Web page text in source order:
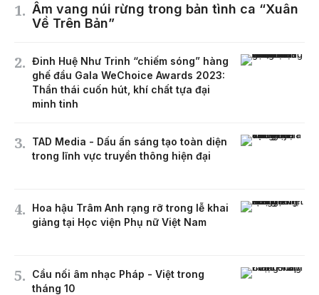
Âm vang núi rừng trong bản tình ca “Xuân
Về Trên Bản”
Đinh Huệ Như Trinh “chiếm sóng” hàng
ghế đầu Gala WeChoice Awards 2023:
Thần thái cuốn hút, khí chất tựa đại
minh tinh
TAD Media - Dấu ấn sáng tạo toàn diện
trong lĩnh vực truyền thông hiện đại
Hoa hậu Trâm Anh rạng rỡ trong lễ khai
giảng tại Học viện Phụ nữ Việt Nam
Cầu nối âm nhạc Pháp - Việt trong
tháng 10